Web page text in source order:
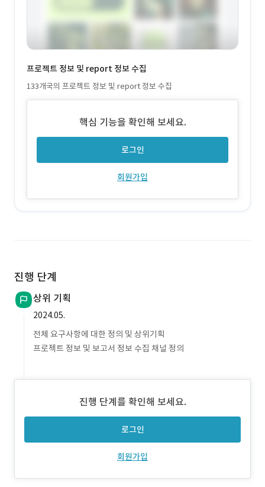
프로젝트 정보 및 report 정보 수집
133개국의 프로젝트 정보 및 report 정보 수집
핵심 기능을 확인해 보세요.
로그인
회원가입
진행 단계
상위 기획
2024.05.
전체 요구사항에 대한 정의 및 상위기획
프로젝트 정보 및 보고서 정보 수집 채널 정의
진행 단계를 확인해 보세요.
로그인
회원가입